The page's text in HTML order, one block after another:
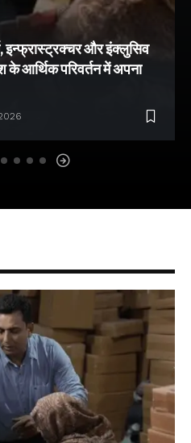
इन्फ्रास्ट्रक्चर और इंक्लुसिव
के आर्थिक परिवर्तन में अपना